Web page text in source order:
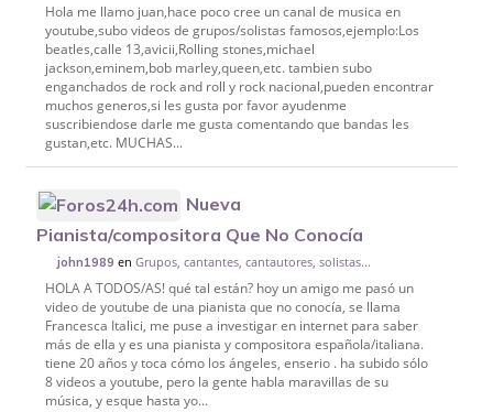
Hola me llamo juan,hace poco cree un canal de musica en
youtube,subo videos de grupos/solistas famosos,ejemplo:Los
beatles,calle 13,avicii,Rolling stones,michael
jackson,eminem,bob marley,queen,etc. tambien subo
enganchados de rock and roll y rock nacional,pueden encontrar
muchos generos,si les gusta por favor ayudenme
suscribiendose darle me gusta comentando que bandas les
gustan,etc. MUCHAS...
Nueva
Pianista/compositora Que No Conocía
john1989 enGrupos, cantantes, cantautores, solistas...
HOLA A TODOS/AS! qué tal están? hoy un amigo me pasó un
video de youtube de una pianista que no conocía, se llama
Francesca Italici, me puse a investigar en internet para saber
más de ella y es una pianista y compositora española/italiana.
tiene 20 años y toca cómo los ángeles, enserio . ha subido sólo
8 videos a youtube, pero la gente habla maravillas de su
música, y esque hasta yo...